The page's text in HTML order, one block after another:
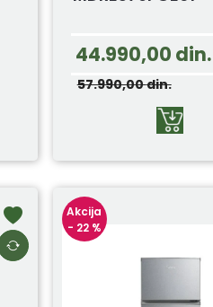
44.990,00 din.
57.990,00din.
Akcija
- 22 %